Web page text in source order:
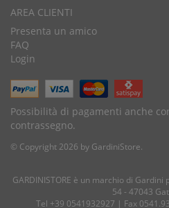
AREA CLIENTI
Presenta un amico
FAQ
Login
Possibilità di pagamenti anche
contrassegno.
© Copyright 2026 by GardiniStore.
GARDINISTORE è un marchio di Gardini
54 - 47043
Tel +39 0541932927 | Fax